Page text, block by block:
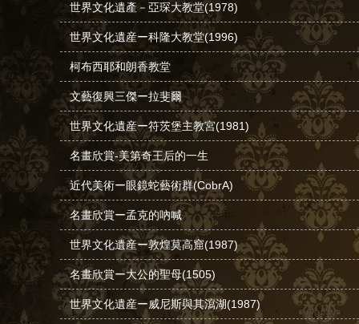
世界文化遺產－亞琛大教堂(1978)
世界文化遺産ー科隆大教堂(1996)
柯布西耶和朗香教堂
文藝復興三傑ー拉斐爾
世界文化遺産ー符茨堡主教宮(1981)
名畫欣賞-美第奇王后的一生
近代美術ー眼鏡蛇藝術群(CobrA)
名畫欣賞ー孟克的吶喊
世界文化遺産ー敦煌莫高窟(1987)
名畫欣賞ー大公的聖母(1505)
世界文化遺産ー威尼斯與其瀉湖(1987)